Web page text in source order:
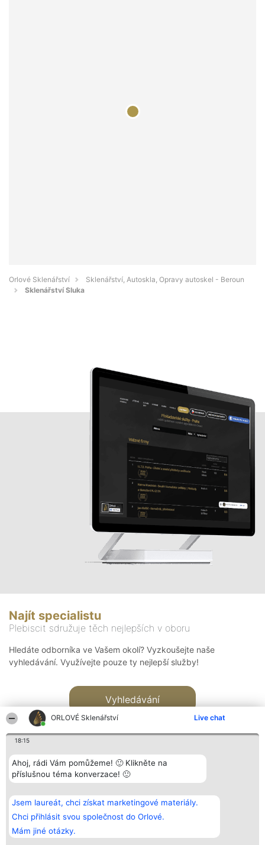
ORLOVÉ Sklenářství Live chat
18:15
Ahoj, rádi Vám pomůžeme! 🙂 Klikněte na
příslušnou téma konverzace! 🙂
Jsem laureát, chci získat marketingové materiály.
Chci přihlásit svou společnost do Orlové.
Mám jiné otázky.
Orlové Sklenářství
Sklenářství, Autoskla, Opravy autoskel - Beroun
Sklenářství Sluka
Najít specialistu
Plebiscit sdružuje těch nejlepších v oboru
Hledáte odborníka ve Vašem okolí? Vyzkoušejte naše
vyhledávání. Využívejte pouze ty nejlepší služby!
Vyhledávání
Bright Side Solutions sp. z o.
o. sp. k.
ul. Ruska 22
Wrocław 50-079
KRS 0000749100 | Regon
381313360 | NIP 8943132676
Vítězové
Seznam všech
laureátů
Zásady
Zásady
Kontakt